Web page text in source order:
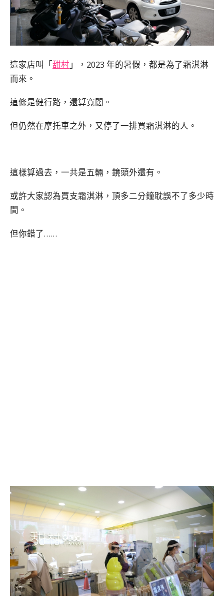
這家店叫「甜村 」，2023 年的暑假，都是為了霜淇淋
而來。
這條是健行路，還算寬闊。
但仍然在摩托車之外，又停了一排買霜淇淋的人。
這樣算過去，一共是五輛，鏡頭外還有。
或許大家認為買支霜淇淋，頂多二分鐘耽誤不了多少時
間。
但你錯了……